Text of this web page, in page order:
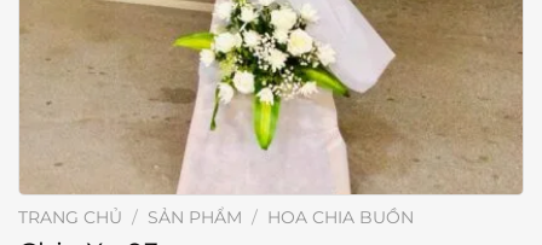
TRANG CHỦ / SẢN PHẨM / HOA CHIA BUỒN